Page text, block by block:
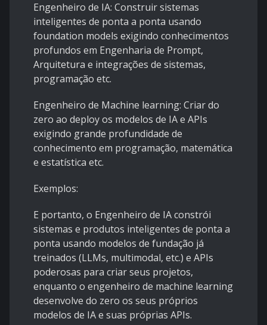
Engenheiro de IA: Construir sistemas
inteligentes de ponta a ponta usando
foundation models exigindo conhecimentos
profundos em Engenharia de Prompt,
Arquitetura e integrações de sistemas,
programação etc.
Engenheiro de Machine learning: Criar do
zero ao deploy os modelos de IA e APIs
exigindo grande profundidade de
conhecimento em programação, matemática
e estatística etc.
Exemplos:
E portanto, o Engenheiro de IA constrói
sistemas e produtos inteligentes de ponta a
ponta usando modelos de fundação já
treinados (LLMs, multimodal, etc.) e APIs
poderosas para criar seus projetos,
enquanto o engenheiro de machine learning
desenvolve do zero os seus próprios
modelos de IA e suas próprias APIs.